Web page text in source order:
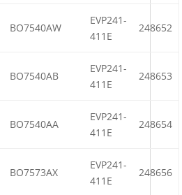
BO7540AW
EVP241-
411E
248652
BO7540AB
EVP241-
411E
248653
BO7540AA
EVP241-
411E
248654
BO7573AX
EVP241-
411E
248656